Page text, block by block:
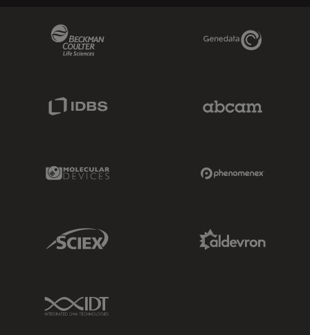
Genedata Link
IDBS Link
Molecular Devices Link
Sciex Link
IDT Link